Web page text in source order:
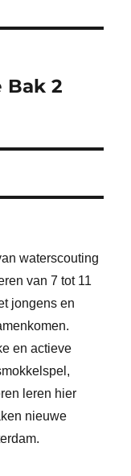
Bak 2
waterscouting
van 7 tot 11
jongens en
en actieve
leren hier
nieuwe